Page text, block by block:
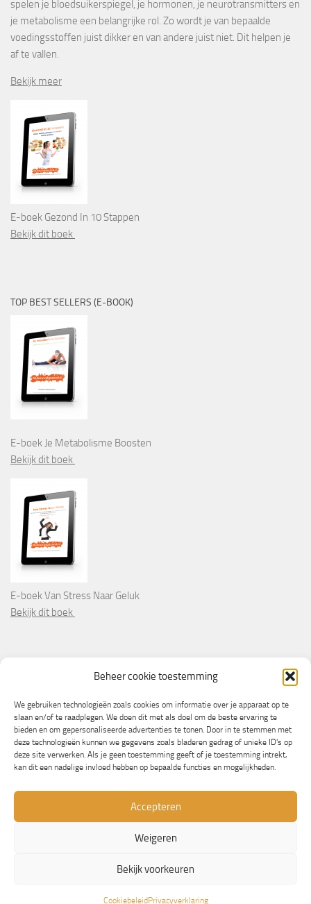
Beheer cookie toestemming
We gebruiken technologieën zoals cookies om informatie over je apparaat op te
slaan en/of te raadplegen. We doen dit met als doel om de beste ervaring te
bieden en om gepersonaliseerde advertenties te tonen. Door in te stemmen met
deze technologieën kunnen we gegevens zoals bladeren gedrag of unieke ID's op
deze site verwerken. Als je geen toestemming geeft of je toestemming intrekt,
kan dit een nadelige invloed hebben op bepaalde functies en mogelijkheden.
Accepteren
Weigeren
Bekijk voorkeuren
CookiebeleidPrivacyverklaring
spelen je bloedsuikerspiegel, je hormonen, je neurotransmitters en
je metabolisme een belangrijke rol. Zo wordt je van bepaalde
voedingsstoffen juist dikker en van andere juist niet. Dit helpen je
af te vallen.
Bekijk meer
E-boek Gezond In 10 Stappen
Bekijk dit boek
TOP BEST SELLERS (E-BOOK)
E-boek Je Metabolisme Boosten
Bekijk dit boek
E-boek Van Stress Naar Geluk
Bekijk dit boek
Mogelijk gemaakt door - Ontworpen met de